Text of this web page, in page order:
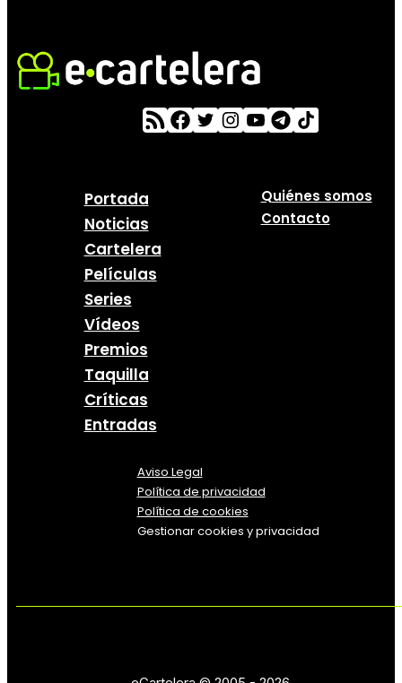
Portada
Noticias
Cartelera
Películas
Series
Vídeos
Premios
Taquilla
Críticas
Entradas
Quiénes somos
Contacto
Aviso Legal
Política de privacidad
Política de cookies
Gestionar cookies y privacidad